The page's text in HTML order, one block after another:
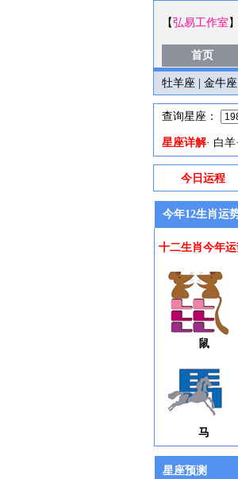
【弘易工作室
首页
牡羊座 金牛座
查询星座：
星座详解· 白羊·
今日运程
今年12生肖运
十二生肖今年
鼠
马
星座预测